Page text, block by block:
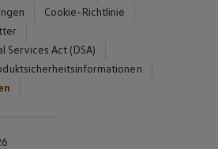
Cookie-Richtlinie
Services Act (DSA)